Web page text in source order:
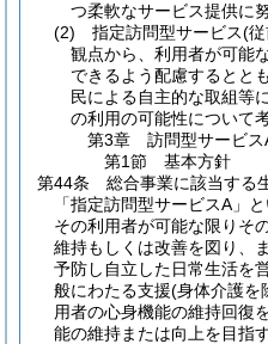
つ柔軟なサービス提供に
(2)
指定訪問型サービス(
観点から、利用者が可能
できるよう配慮するとと
民による自主的な取組等
の利用の可能性について
第3章
訪問型サービ
第1節
基本方針
第44条
総合事業に該当する
「指定訪問型サービスA」
その利用者が可能な限りそ
維持もしくは改善を図り、
予防し自立した日常生活を
般にわたる支援(身体介護を
用者の心身機能の維持回復
能の維持または向上を目指